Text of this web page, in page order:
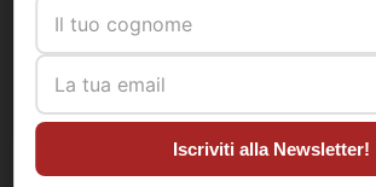
prestito online con
cambiare in base al tuomerito creditizio
migliori offerte di prestito.
Iscriviti alla Newsletter!